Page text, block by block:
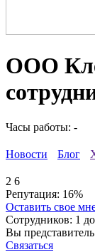
ООО
Часы работы: -
Новости Блог
2 6
Репутация: 16%
Оставить свое
Сотрудников: 1
Вы
Связаться